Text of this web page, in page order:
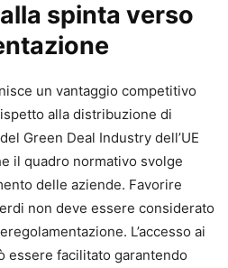
spinta verso
un vantaggio competitivo
alla distribuzione di
Green Deal Industry dell’UE
il quadro normativo svolge
delle aziende. Favorire
non deve essere considerato
L’accesso ai
essere facilitato garantendo